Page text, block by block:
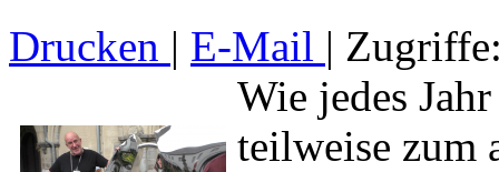
Drucken | E-Mail |
Wie jedes
teilweise zum